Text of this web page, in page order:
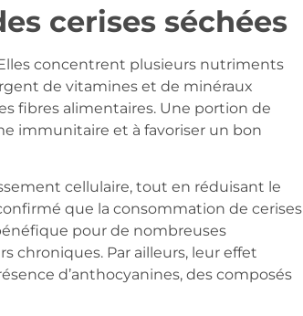
cerises séchées
concentrent plusieurs nutriments
de vitamines et de minéraux
fibres alimentaires. Une portion de
immunitaire et à favoriser un bon
cellulaire, tout en réduisant le
que la consommation de cerises
pour de nombreuses
chroniques. Par ailleurs, leur effet
d’anthocyanines, des composés